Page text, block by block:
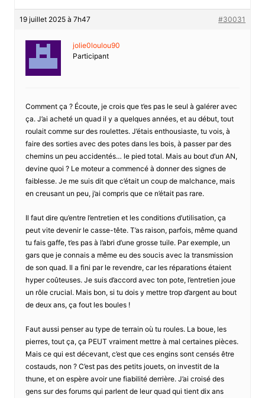
19 juillet 2025 à 7h47 #30031
jolie0loulou90
Participant
Comment ça ? Écoute, je crois que t’es pas le seul à galérer avec
ça. J’ai acheté un quad il y a quelques années, et au début, tout
roulait comme sur des roulettes. J’étais enthousiaste, tu vois, à
faire des sorties avec des potes dans les bois, à passer par des
chemins un peu accidentés… le pied total. Mais au bout d’un AN,
devine quoi ? Le moteur a commencé à donner des signes de
faiblesse. Je me suis dit que c’était un coup de malchance, mais
en creusant un peu, j’ai compris que ce n’était pas rare.
Il faut dire qu’entre l’entretien et les conditions d’utilisation, ça
peut vite devenir le casse-tête. T’as raison, parfois, même quand
tu fais gaffe, t’es pas à l’abri d’une grosse tuile. Par exemple, un
gars que je connais a même eu des soucis avec la transmission
de son quad. Il a fini par le revendre, car les réparations étaient
hyper coûteuses. Je suis d’accord avec ton pote, l’entretien joue
un rôle crucial. Mais bon, si tu dois y mettre trop d’argent au bout
de deux ans, ça fout les boules !
Faut aussi penser au type de terrain où tu roules. La boue, les
pierres, tout ça, ça PEUT vraiment mettre à mal certaines pièces.
Mais ce qui est décevant, c’est que ces engins sont censés être
costauds, non ? C’est pas des petits jouets, on investit de la
thune, et on espère avoir une fiabilité derrière. J’ai croisé des
gens sur des forums qui parlent de leur quad qui tient dix ans